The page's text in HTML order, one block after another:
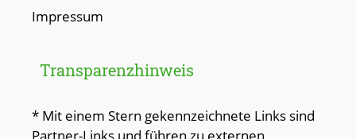
Impressum
Transparenzhinweis
* Mit einem Stern gekennzeichnete Links sind